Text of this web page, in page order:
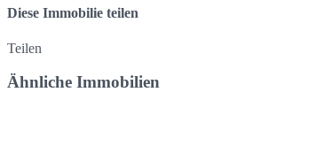
Diese Immobilie teilen
Teilen
Ähnliche Immobilien